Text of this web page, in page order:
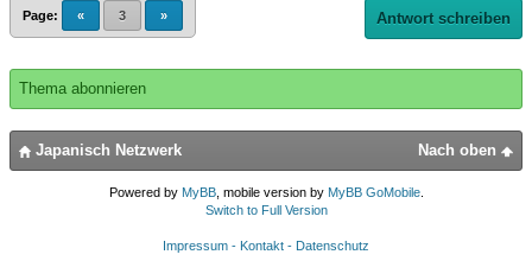
Page: « 3 » Antwort schreiben
Thema abonnieren
Nach oben
Japanisch Netzwerk
Powered by MyBB, mobile version by MyBB GoMobile.
Switch to Full Version
Impressum - Kontakt - Datenschutz